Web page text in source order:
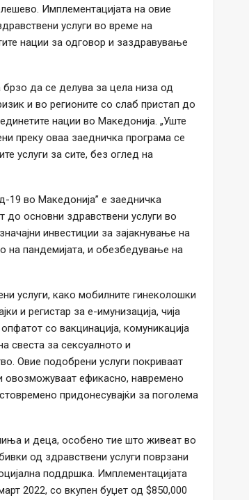
Имплементацијата на овие
услуги во време на
нации за одговор и заздравување
да се делува за цела низа од
и во регионите со слаб пристап до
нации во Македонија. „Уште
преку оваа заедничка програма се
услуги за сите, без оглед на
19 во Македонија” е заедничка
до основни здравствени услуги во
инвестиции за зајакнување на
на пандемијата, и обезбедување на
услуги, како мобилните гинеколошки
и регистар за е-имунизација, чија
со вакцинација, комуникација
свеста за сексуалното и
Овие подобрени услуги покриваат
овозможуваат ефикасно, навремено
придонесувајќи за поголема
и деца, особено тие што живеат во
од здравствени услуги поврзани
поддршка. Имплементацијата
2022, со вкупен буџет од $850,000